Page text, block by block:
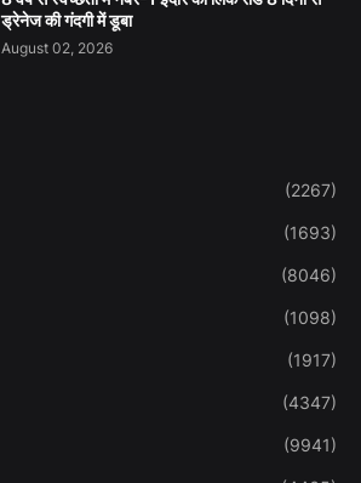
ड्रेनेज की गंदगी में डूबा
August 02, 2026
(2267)
(1693)
(8046)
(1098)
(1917)
(4347)
(9941)